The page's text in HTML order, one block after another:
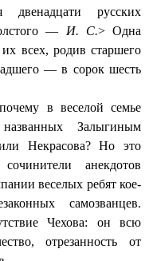
двенадцати русских
— И. С.> Одна
всех, родив старшего
— в сорок шесть
в веселой семье
Залыгиным
Некрасова? Но это
анекдотов
веселых ребят кое-
самозванцев.
Чехова: он всю
отрезанность от